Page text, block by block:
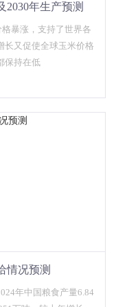
2030年生产预测
暴涨，支持了世界各
长又促使全球玉米价格
保持在低
情况预测
年中国粮食产量6.84